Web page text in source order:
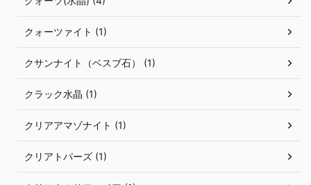
クォーツァイト (1)
クサンナイト（ベスブ石） (1)
クラック水晶 (1)
クリアアマゾナイト (1)
クリアトパーズ (1)